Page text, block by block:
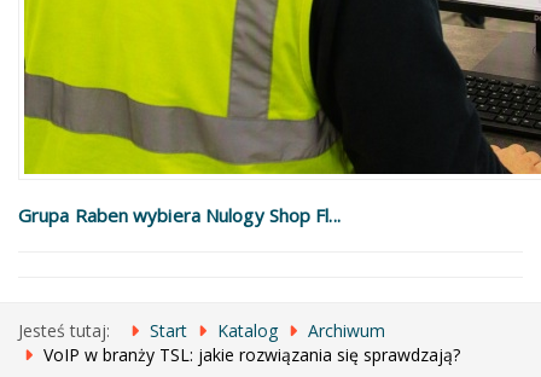
Grupa Raben wybiera Nulogy Shop Fl...
Jesteś tutaj: Start Katalog
Archiwum
VoIP w branży TSL: jakie rozwiązania się sprawdzają?